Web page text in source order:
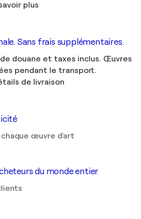
plus
Sans frais supplémentaires.
douane et taxes inclus. Œuvres
pendant le transport.
de livraison
œuvre d'art
du monde entier